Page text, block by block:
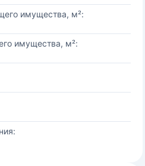
имущества, м²:
имущества, м²: